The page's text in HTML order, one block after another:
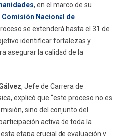
, en el marco de su
Comisión Nacional de
se extenderá hasta el 31 de
identificar fortalezas y
asegurar la calidad de la
, Jefe de Carrera de
explicó que “este proceso no es
sino del conjunto del
activa de toda la
etapa crucial de evaluación y